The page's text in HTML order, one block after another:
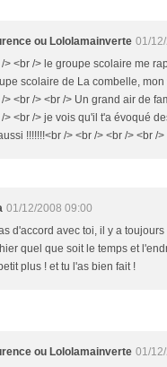
ou Lololamainverte 01/
> <br /> le groupe scolaire me
scolaire de La combelle,
> <br /> <br /> Un grand air de
> <br /> je vois qu'il t'a évoqué
!!!!!!!<br /> <br /> <br /> <br />
01/12/2008 09:00
d'accord avec toi, il y a
quel que soit le temps et
plus ! et tu l'as bien fait !
ou Lololamainverte 01/